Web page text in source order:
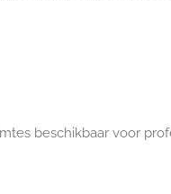
beschikbaar voor